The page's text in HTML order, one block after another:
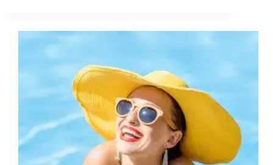
Descubra
como
devolver
brilho
seus
fios!